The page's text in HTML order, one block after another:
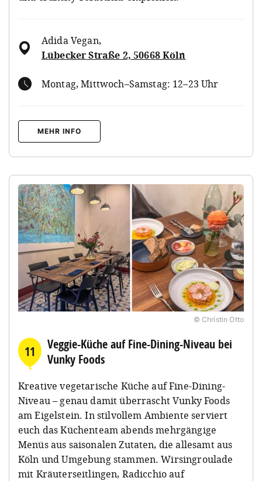
Adida Vegan,
Lübecker Straße 2, 50668 Köln
Montag, Mittwoch–Samstag: 12–23 Uhr
MEHR INFO
© Christin Otto
11
Veggie-Küche auf Fine-Dining-Niveau bei
Vunky Foods
Kreative vegetarische Küche auf Fine-Dining-
Niveau – genau damit überrascht Vunky Foods
am Eigelstein. In stilvollem Ambiente serviert
euch das Küchenteam abends mehrgängige
Menüs aus saisonalen Zutaten, die allesamt aus
Köln und Umgebung stammen. Wirsingroulade
mit Kräuterseitlingen, Radicchio auf